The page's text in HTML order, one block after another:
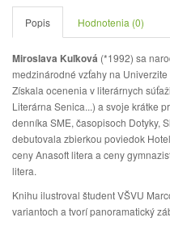
Popis Hodnotenia (0)
Miroslava Kuľková (*1992) sa
medzinárodné vzťahy na
Získala ocenenia v literárnych
Literárna Senica...) a svoje krátke
denníka SME, časopisoch Dotyky,
debutovala zbierkou poviedok
ceny Anasoft litera a ceny
litera.
Knihu ilustroval študent VŠVU
variantoch a tvorí panoramatický